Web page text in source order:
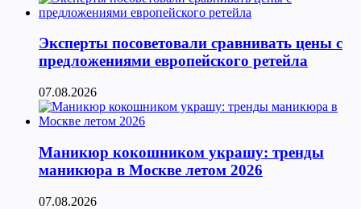
Эксперты посоветовали сравнивать цены с
предложениями европейского ретейла
07.08.2026
Маникюр кокошником украшу: тренды
маникюра в Москве летом 2026
07.08.2026